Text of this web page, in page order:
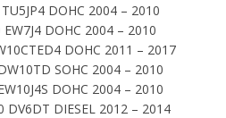
DOHC 2004 – 2010
DOHC 2004 – 2010
DOHC 2011 – 2017
SOHC 2004 – 2010
DOHC 2004 – 2010
DV6DT DIESEL 2012 – 2014